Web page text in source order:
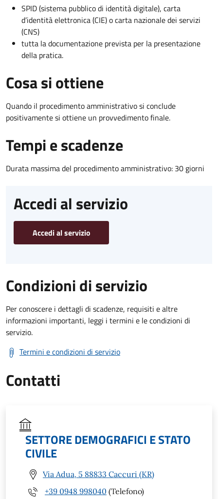
SPID (sistema pubblico di identità digitale), carta
d’identità elettronica (CIE) o carta nazionale dei servizi
(CNS)
tutta la documentazione prevista per la presentazione
della pratica.
Cosa si ottiene
Quando il procedimento amministrativo si conclude
positivamente si ottiene un provvedimento finale.
Tempi e scadenze
Durata massima del procedimento amministrativo: 30 giorni
Accedi al servizio
Accedi al servizio
Condizioni di servizio
Per conoscere i dettagli di scadenze, requisiti e altre
informazioni importanti, leggi i termini e le condizioni di
servizio.
Termini e condizioni di servizio
Contatti
SETTORE DEMOGRAFICI E STATO
CIVILE
Via Adua, 5 88833 Caccuri (KR)
+39 0948 998040 (Telefono)